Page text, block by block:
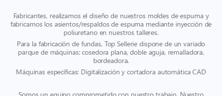
Fabricantes, realizamos el diseño de nuestros moldes de espuma y
fabricamos los asientos/respaldos de espuma mediante inyección de
poliuretano en nuestros talleres.
Para la fabricación de fundas, Top Sellerie dispone de un variado
parque de máquinas: cosedora plana, doble aguja, remalladora,
bordeadora.
Máquinas específicas: Digitalización y cortadora automática CAD